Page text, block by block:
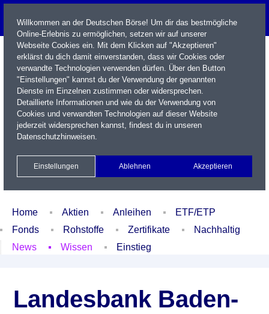
Name / WKN / ISIN / Kürzel
Xetra Realtime
Watchlist Portfolio Login
Home Aktien Anleihen
ETF/ETP
Fonds
Rohstoffe Zertifikate
Nachhaltig
News
Wissen Einstieg
Landesbank Baden-
Willkommen an der Deutschen Börse! Um dir das bestmögliche
Online-Erlebnis zu ermöglichen, setzen wir auf unserer
Webseite Cookies ein. Mit dem Klicken auf "Akzeptieren"
erklärst du dich damit einverstanden, dass wir Cookies oder
verwandte Technologien verwenden dürfen. Über den Button
"Einstellungen" kannst du der Verwendung der genannten
Dienste im Einzelnen zustimmen oder widersprechen.
Detaillierte Informationen und wie du der Verwendung von
Cookies und verwandten Technologien auf dieser Website
jederzeit widersprechen kannst, findest du in unseren
Datenschutzhinweisen.
Einstellungen Ablehnen Akzeptieren